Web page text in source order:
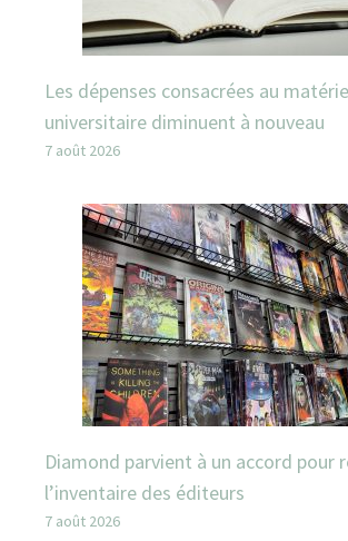
Les dépenses consacrées au
universitaire diminuent à nouveau
7 août 2026
Diamond parvient à un accord pour
l’inventaire des éditeurs
7 août 2026